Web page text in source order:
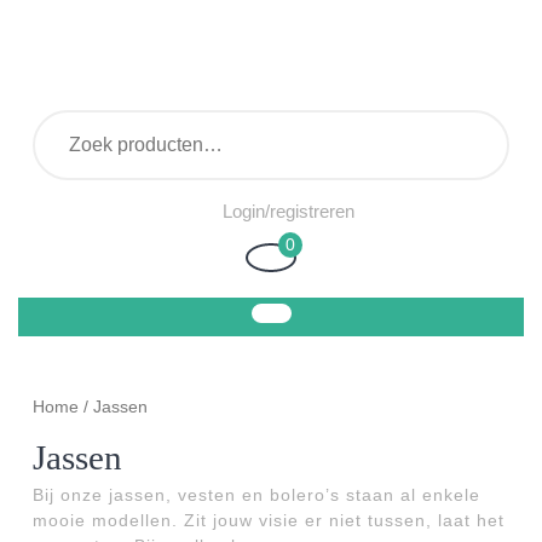
Login/registrerenLogin/registreren
Winkelwagen
0
Home / Jassen
Jassen
Bij onze jassen, vesten en bolero’s staan al enkele
mooie modellen. Zit jouw visie er niet tussen, laat het